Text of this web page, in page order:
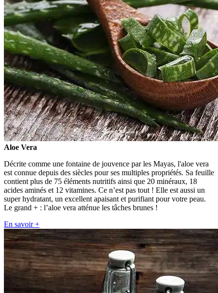
Aloe Vera
Décrite comme une fontaine de jouvence par les Mayas, l'aloe vera
est connue depuis des siècles pour ses multiples propriétés. Sa feuille
contient plus de 75 éléments nutritifs ainsi que 20 minéraux, 18
acides aminés et 12 vitamines. Ce n’est pas tout ! Elle est aussi un
super hydratant, un excellent apaisant et purifiant pour votre peau.
Le grand + : l’aloe vera atténue les tâches brunes !
En savoir +